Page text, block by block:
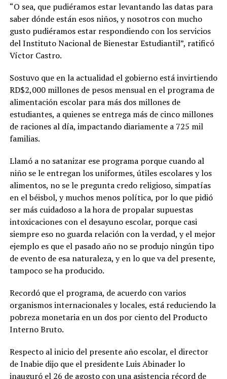
“O sea, que pudiéramos estar levantando las datas para
saber dónde están esos niños, y nosotros con mucho
gusto pudiéramos estar respondiendo con los servicios
del Instituto Nacional de Bienestar Estudiantil”, ratificó
Víctor Castro.
Sostuvo que en la actualidad el gobierno está invirtiendo
RD$2,000 millones de pesos mensual en el programa de
alimentación escolar para más dos millones de
estudiantes, a quienes se entrega más de cinco millones
de raciones al día, impactando diariamente a 725 mil
familias.
Llamó a no satanizar ese programa porque cuando al
niño se le entregan los uniformes, útiles escolares y los
alimentos, no se le pregunta credo religioso, simpatías
en el béisbol, y muchos menos política, por lo que pidió
ser más cuidadoso a la hora de propalar supuestas
intoxicaciones con el desayuno escolar, porque casi
siempre eso no guarda relación con la verdad, y el mejor
ejemplo es que el pasado año no se produjo ningún tipo
de evento de esa naturaleza, y en lo que va del presente,
tampoco se ha producido.
Recordó que el programa, de acuerdo con varios
organismos internacionales y locales, está reduciendo la
pobreza monetaria en un dos por ciento del Producto
Interno Bruto.
Respecto al inicio del presente año escolar, el director
de Inabie dijo que el presidente Luis Abinader lo
inauguró el 26 de agosto con una asistencia récord de